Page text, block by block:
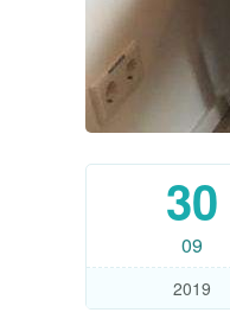
30
09
2019